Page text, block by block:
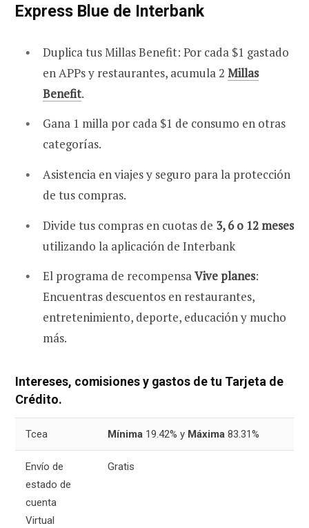
Express Blue de Interbank
Duplica tus Millas Benefit: Por cada $1 gastado
en APPs y restaurantes, acumula 2 Millas
Benefit.
Gana 1 milla por cada $1 de consumo en otras
categorías.
Asistencia en viajes y seguro para la protección
de tus compras.
Divide tus compras en cuotas de 3, 6 o 12 meses
utilizando la aplicación de Interbank
El programa de recompensaVive planes:
Encuentras descuentos en restaurantes,
entretenimiento, deporte, educación y mucho
más.
Intereses, comisiones y gastos de tu Tarjeta de
Crédito.
Tcea Mínima 19.42% y Máxima 83.31%
Envío de
estado de
cuenta
Virtual
Gratis